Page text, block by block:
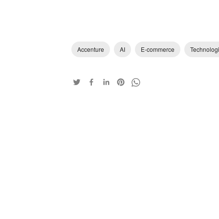
Accenture AI E-commerce